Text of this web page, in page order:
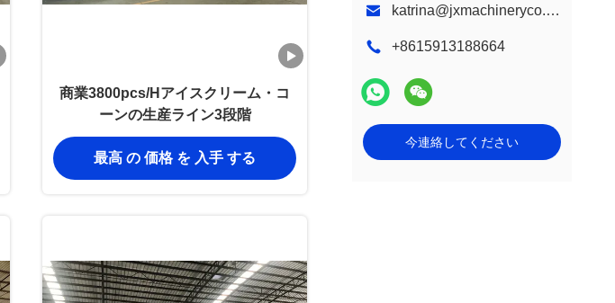
katrina@jxmachineryco.com
+8615913188664
今連絡してください
商業3800pcs/Hアイスクリーム・コ
ーンの生産ライン3段階
最高 の 価格 を 入手 する